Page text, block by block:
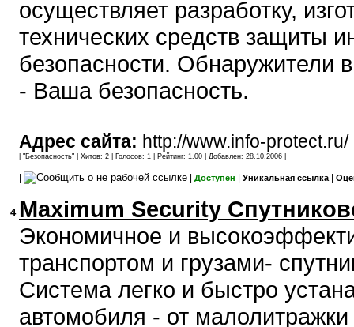
осуществляет разработку,
технических средств защиты
безопасности. Обнаружители
- Ваша безопасность.
Адрес сайта: http://www.info-protect.ru/
| "Безопасность" | Хитов: 2 | Голосов: 1 | Рейтинг: 1.00 | Добавлен: 28.10.2006 |
Доступен Уникальная ссылка|
4 Maximum Security
Экономичное и
транспортом и грузами-
Система легко и быстро
автомобиля - от